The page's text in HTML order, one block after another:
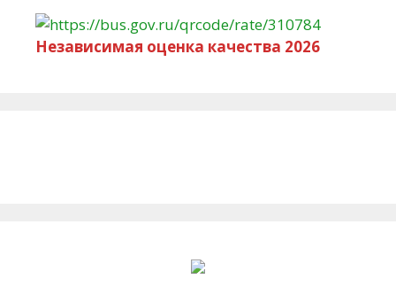
Независимая оценка качества 2026